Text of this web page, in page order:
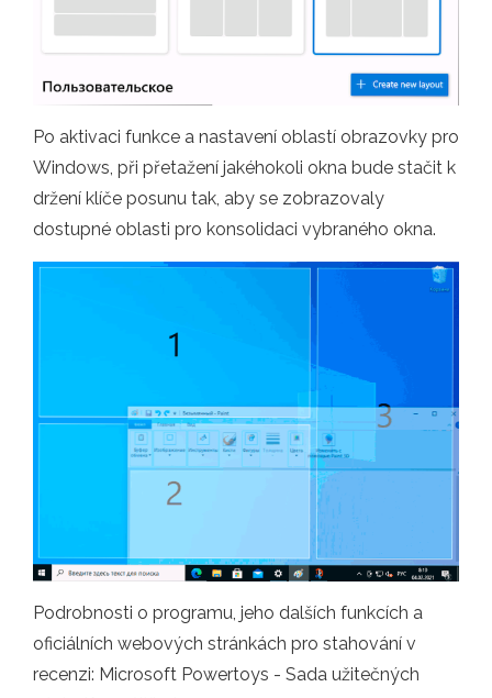
Po aktivaci funkce a nastavení oblastí obrazovky pro
Windows, při přetažení jakéhokoli okna bude stačit k
držení klíče posunu tak, aby se zobrazovaly
dostupné oblasti pro konsolidaci vybraného okna.
Podrobnosti o programu, jeho dalších funkcích a
oficiálních webových stránkách pro stahování v
recenzi: Microsoft Powertoys - Sada užitečných